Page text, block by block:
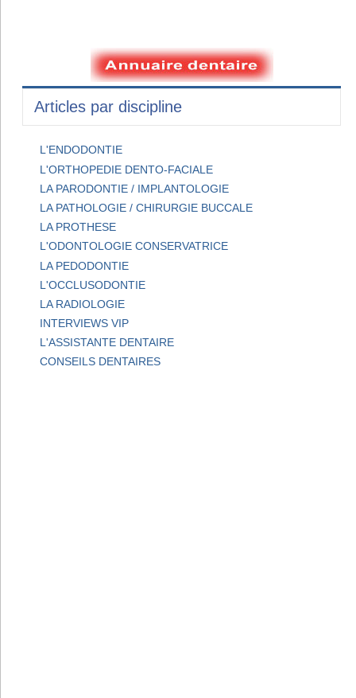
Articles par discipline
L'ENDODONTIE
L'ORTHOPEDIE DENTO-FACIALE
LA PARODONTIE / IMPLANTOLOGIE
LA PATHOLOGIE / CHIRURGIE BUCCALE
LA PROTHESE
L'ODONTOLOGIE CONSERVATRICE
LA PEDODONTIE
L'OCCLUSODONTIE
LA RADIOLOGIE
INTERVIEWS VIP
L'ASSISTANTE DENTAIRE
CONSEILS DENTAIRES